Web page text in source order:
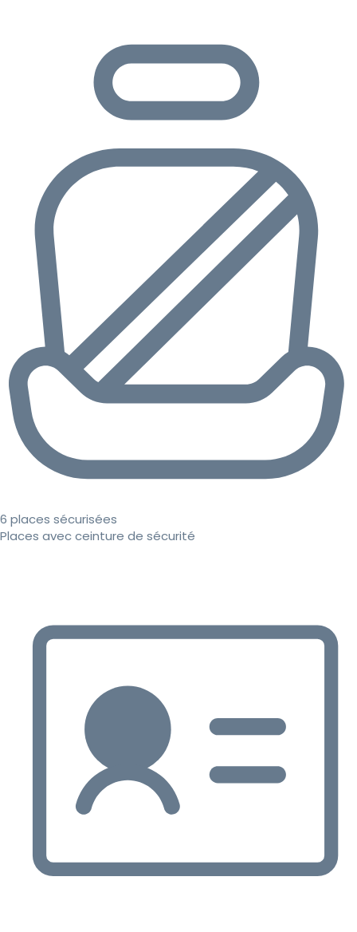
6 places sécurisées
Places avec ceinture de sécurité